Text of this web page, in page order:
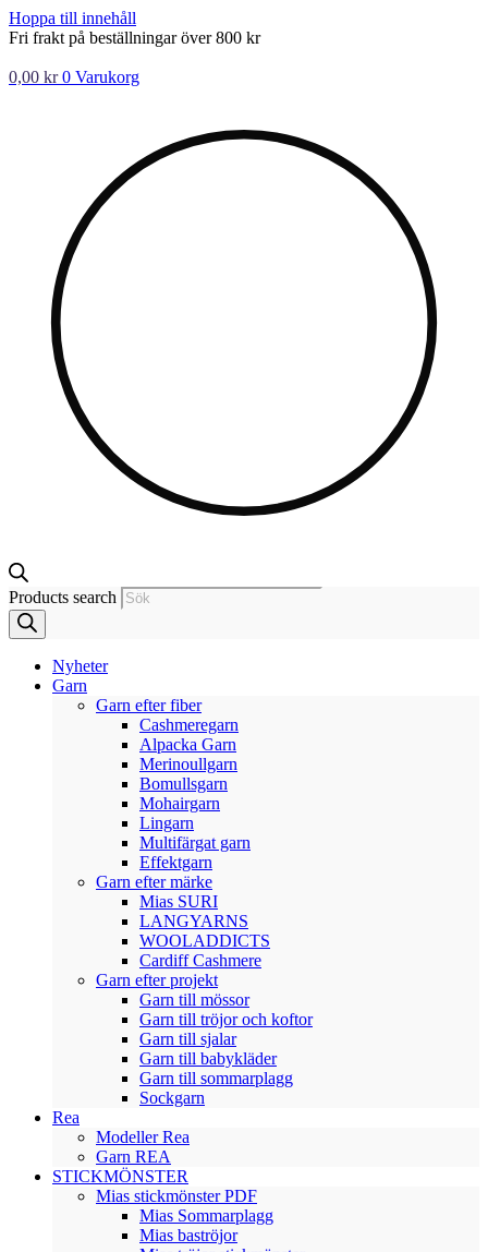
Hoppa till innehåll
Fri frakt på beställningar över 800 kr
0,00 kr 0 Varukorg
Products search
Nyheter
Garn
Garn efter fiber
Cashmeregarn
Alpacka Garn
Merinoullgarn
Bomullsgarn
Mohairgarn
Lingarn
Multifärgat garn
Effektgarn
Garn efter märke
Mias SURI
LANGYARNS
WOOLADDICTS
Cardiff Cashmere
Garn efter projekt
Garn till mössor
Garn till tröjor och koftor
Garn till sjalar
Garn till babykläder
Garn till sommarplagg
Sockgarn
Rea
Modeller Rea
Garn REA
STICKMÖNSTER
Mias stickmönster PDF
Mias Sommarplagg
Mias baströjor